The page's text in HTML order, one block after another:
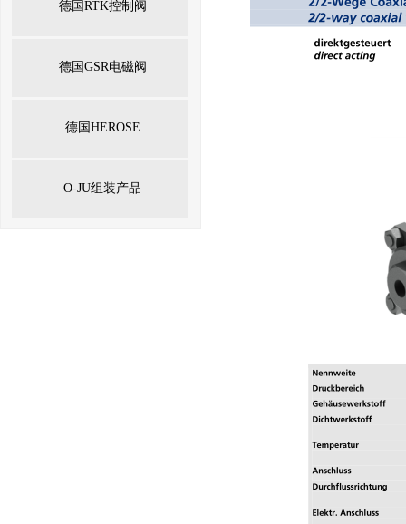
德国RTK控制阀
德国GSR电磁阀
德国HEROSE
O-JU组装产品